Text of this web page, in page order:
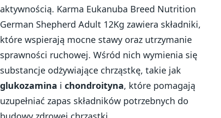
aktywnością. Karma Eukanuba Breed Nutrition
German Shepherd Adult 12Kg zawiera składniki,
które wspierają mocne stawy oraz utrzymanie
sprawności ruchowej. Wśród nich wymienia się
substancje odżywiające chrząstkę, takie jak
glukozamina i chondroityna, które pomagają
uzupełniać zapas składników potrzebnych do